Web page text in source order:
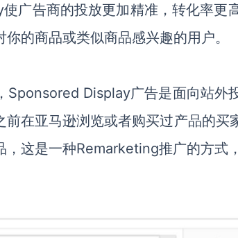
广告商的投放更加精准，转化率更
的商品或类似商品感兴趣的用户。
Sponsored Display广告是面向站外
前在亚马逊浏览或者购买过产品的
，这是一种Remarketing推广的方式